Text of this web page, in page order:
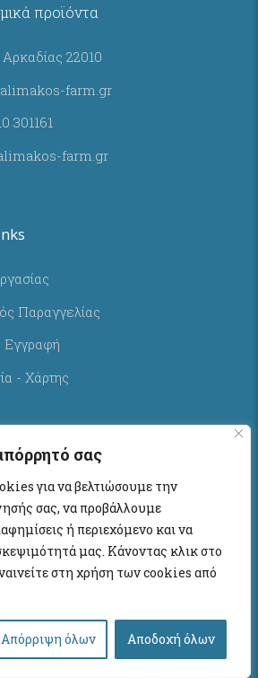
σας
για να βελτιώσουμε την
σας, να προβάλλουμε
ή περιεχόμενο και να
μας. Κάνοντας κλικ στο
στη χρήση των cookies από
Απόρριψη όλων Αποδοχή όλων
προϊόντα
22010
farm.gr
301161
farm.gr
Παραγγελίας
Εγγραφή
- Χάρτης
Χρήση
Δεδομένα